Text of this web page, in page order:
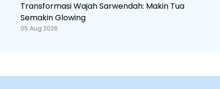
Transformasi Wajah Sarwendah: Makin Tua
Semakin Glowing
05 Aug 2026